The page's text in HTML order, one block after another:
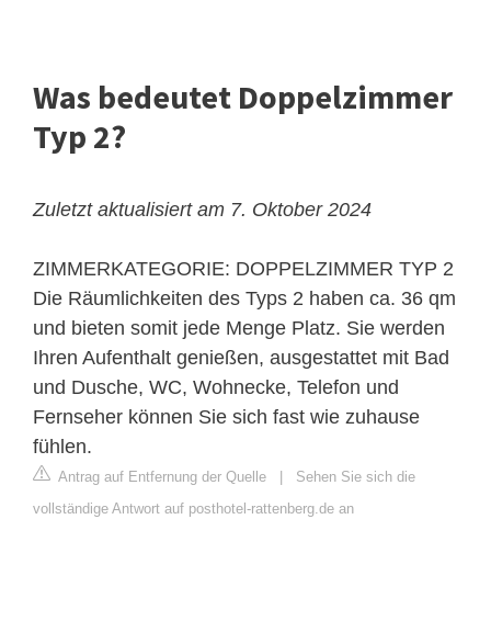
Was bedeutet Doppelzimmer
Typ 2?
Zuletzt aktualisiert am 7. Oktober 2024
ZIMMERKATEGORIE: DOPPELZIMMER TYP 2
Die Räumlichkeiten des Typs 2 haben ca. 36 qm
und bieten somit jede Menge Platz. Sie werden
Ihren Aufenthalt genießen, ausgestattet mit Bad
und Dusche, WC, Wohnecke, Telefon und
Fernseher können Sie sich fast wie zuhause
fühlen.
Antrag auf Entfernung der Quelle
Sehen Sie sich die
vollständige Antwort auf posthotel-rattenberg.de an